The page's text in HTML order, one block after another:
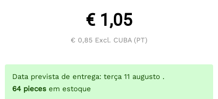
€ 1,05
€ 0,85 Excl. CUBA (PT)
Data prevista de entrega: terça 11 augusto .
64 pieces em estoque